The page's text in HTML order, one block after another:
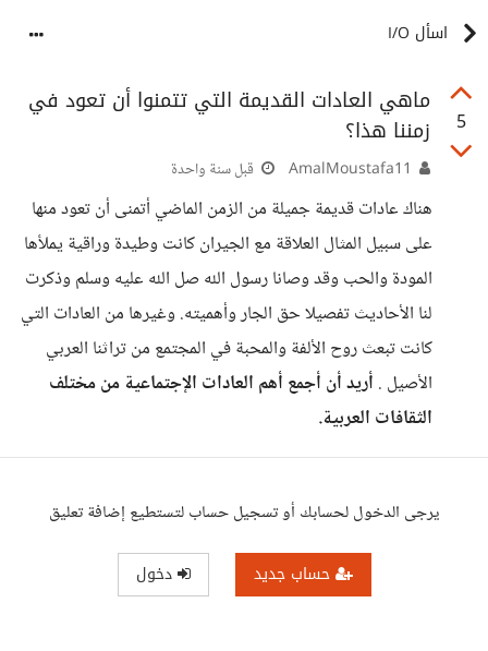
اسأل I/O
5
ماهي العادات القديمة التي تتمنوا أن تعود في
زمننا هذا؟
قبل سنة واحدة
هناك عادات قديمة جميلة من الزمن الماضي أتمنى أن تعود منها
على سبيل المثال العلاقة مع الجيران كانت وطيدة وراقية يملأها
المودة والحب وقد وصانا رسول الله صل الله عليه وسلم وذكرت
لنا الأحاديث تفصيلا حق الجار وأهميته. وغيرها من العادات التي
كانت تبعث روح الألفة والمحبة في المجتمع من تراثنا العربي
الأصيل . أريد أن أجمع أهم العادات الإجتماعية من مختلف
الثقافات العربية.
يرجى الدخول لحسابك أو تسجيل حساب لتستطيع إضافة تعليق
حساب جديد دخول